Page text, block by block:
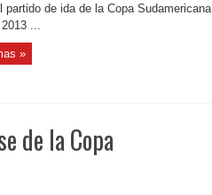
partido de ida de la Copa Sudamericana
...
»
de la Copa